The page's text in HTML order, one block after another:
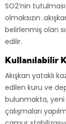
SO2’nin
olmaksızın
belirlenmiş olan
edilir.
Kullanılabilir
Akışkan yataklı
edilen kuru ve
bulunmakta, yeni
çalışmaları